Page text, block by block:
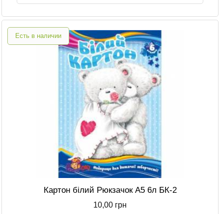
Есть в наличии
Картон білий Рюкзачок А5 6л БК-2
10,00 грн